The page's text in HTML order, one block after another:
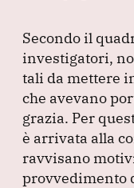
Secondo il
investigatori,
tali da mettere
che avevano
grazia. Per
è arrivata alla
ravvisano
provvedimento